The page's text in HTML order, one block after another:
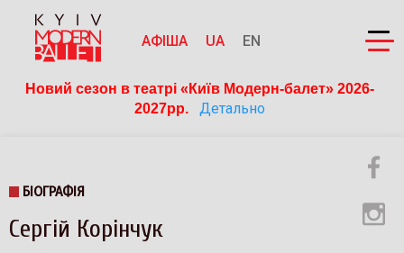
АФІША UA EN
Новий сезон в театрі «Київ Модерн-балет» 2026-
2027рр.
Детально
БІОГРАФІЯ
Сергій Корінчук